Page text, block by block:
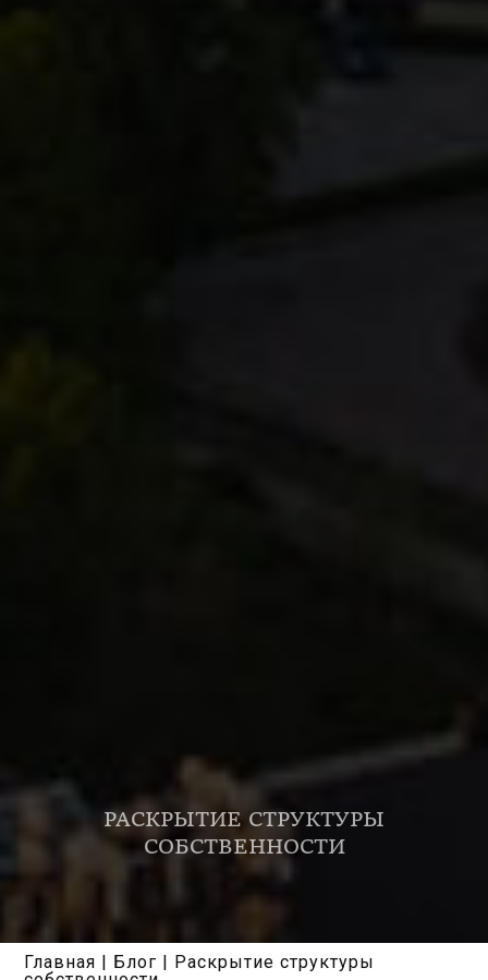
РАСКРЫТИЕ СТРУКТУРЫ
СОБСТВЕННОСТИ
Главная | Блог | Раскрытие структуры